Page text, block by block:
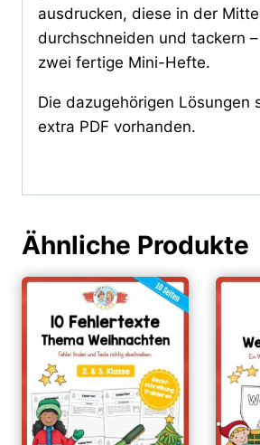
ausdrucken, diese in der
durchschneiden und tackern
zwei fertige Mini-Hefte.
Die dazugehörigen Lösungen
extra PDF vorhanden.
Ähnliche Produkte